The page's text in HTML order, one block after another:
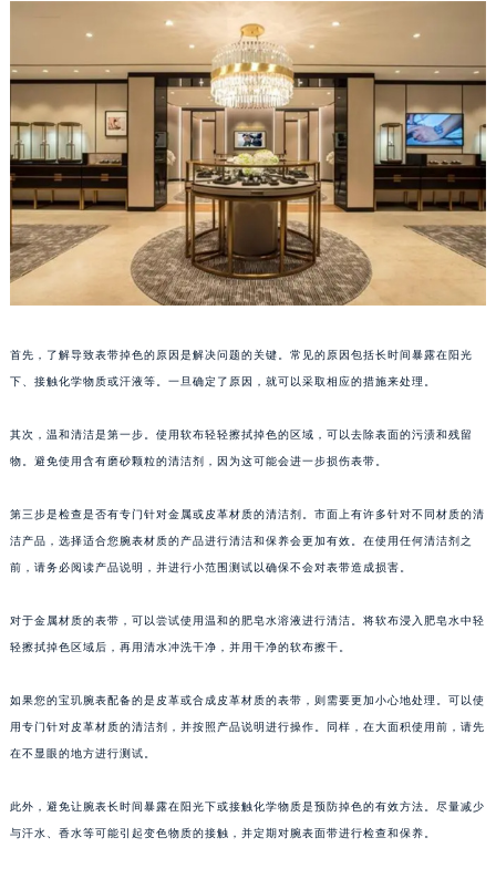
首先，了解导致表带掉色的原因是解决问题的关键。常见的原因包括长时间暴露在阳光
下、接触化学物质或汗液等。一旦确定了原因，就可以采取相应的措施来处理。
其次，温和清洁是第一步。使用软布轻轻擦拭掉色的区域，可以去除表面的污渍和残留
物。避免使用含有磨砂颗粒的清洁剂，因为这可能会进一步损伤表带。
第三步是检查是否有专门针对金属或皮革材质的清洁剂。市面上有许多针对不同材质的清
洁产品，选择适合您腕表材质的产品进行清洁和保养会更加有效。在使用任何清洁剂之
前，请务必阅读产品说明，并进行小范围测试以确保不会对表带造成损害。
对于金属材质的表带，可以尝试使用温和的肥皂水溶液进行清洁。将软布浸入肥皂水中轻
轻擦拭掉色区域后，再用清水冲洗干净，并用干净的软布擦干。
如果您的宝玑腕表配备的是皮革或合成皮革材质的表带，则需要更加小心地处理。可以使
用专门针对皮革材质的清洁剂，并按照产品说明进行操作。同样，在大面积使用前，请先
在不显眼的地方进行测试。
此外，避免让腕表长时间暴露在阳光下或接触化学物质是预防掉色的有效方法。尽量减少
与汗水、香水等可能引起变色物质的接触，并定期对腕表面带进行检查和保养。